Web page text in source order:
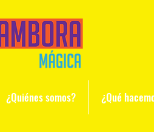
¿Quiénes somos? ¿Qué